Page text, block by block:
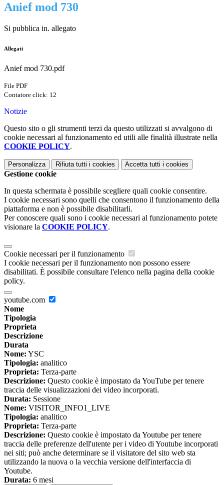
Anief mod 730
Si pubblica in. allegato
Allegati
Anief mod 730.pdf
File PDF
Contatore click: 12
Notizie
Questo sito o gli strumenti terzi da questo utilizzati si avvalgono di
cookie necessari al funzionamento ed utili alle finalità illustrate nella
COOKIE POLICY.
Personalizza Rifiuta tutti i cookies Accetta tutti i cookies
Gestione cookie
In questa schermata è possibile scegliere quali cookie consentire.
I cookie necessari sono quelli che consentono il funzionamento della
piattaforma e non è possibile disabilitarli.
Per conoscere quali sono i cookie necessari al funzionamento potete
visionare la COOKIE POLICY.
Cookie necessari per il funzionamento
I cookie necessari per il funzionamento non possono essere
disabilitati. È possibile consultare l'elenco nella pagina della cookie
policy.
youtube.com
Nome
Tipologia
Proprieta
Descrizione
Durata
Nome: YSC
Tipologia: analitico
Proprieta: Terza-parte
Descrizione: Questo cookie è impostato da YouTube per tenere
traccia delle visualizzazioni dei video incorporati.
Durata: Sessione
Nome: VISITOR_INFO1_LIVE
Tipologia: analitico
Proprieta: Terza-parte
Descrizione: Questo cookie è impostato da Youtube per tenere
traccia delle preferenze dell'utente per i video di Youtube incorporati
nei siti; può anche determinare se il visitatore del sito web sta
utilizzando la nuova o la vecchia versione dell'interfaccia di
Youtube.
Durata: 6 mesi